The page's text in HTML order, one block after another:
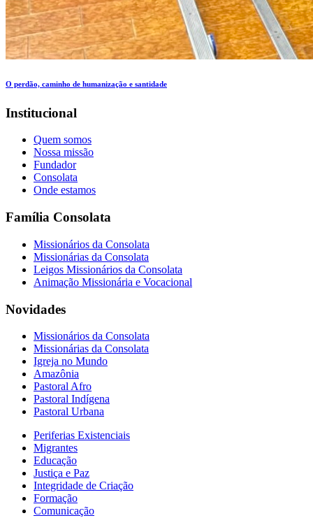
O perdão, caminho de humanização e santidade
Institucional
Quem somos
Nossa missão
Fundador
Consolata
Onde estamos
Família Consolata
Missionários da Consolata
Missionárias da Consolata
Leigos Missionários da Consolata
Animação Missionária e Vocacional
Novidades
Missionários da Consolata
Missionárias da Consolata
Igreja no Mundo
Amazônia
Pastoral Afro
Pastoral Indígena
Pastoral Urbana
Periferias Existenciais
Migrantes
Educação
Justiça e Paz
Integridade de Criação
Formação
Comunicação